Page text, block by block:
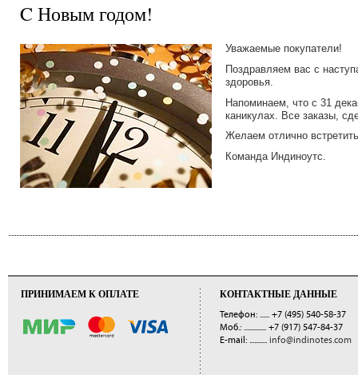
C Новым годом!
Уважаемые покупатели!
Поздравляем вас с
здоровья.
Напоминаем, что с 31
каникулах. Все заказы,
Желаем отлично
Команда Индиноутс.
ПРИНИМАЕМ К ОПЛАТЕ КОНТАКТНЫЕ ДАННЫЕ
Телефон: ...... +7 (495) 540-58-37
Моб.: .............. +7 (917) 547-84-37
E-mail: ........... info@indinotes.com